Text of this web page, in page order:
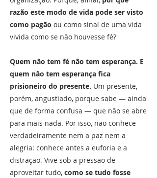
razão este modo de vida pode ser visto
como pagão ou como sinal de uma vida
vivida como se não houvesse fé?
Quem não tem fé não tem esperança. E
quem não tem esperança fica
prisioneiro do presente. Um presente,
porém, angustiado, porque sabe — ainda
que de forma confusa — que não se abre
para mais nada. Por isso, não conhece
verdadeiramente nem a paz nem a
alegria: conhece antes a euforia e a
distração. Vive sob a pressão de
aproveitar tudo, como se tudo fosse